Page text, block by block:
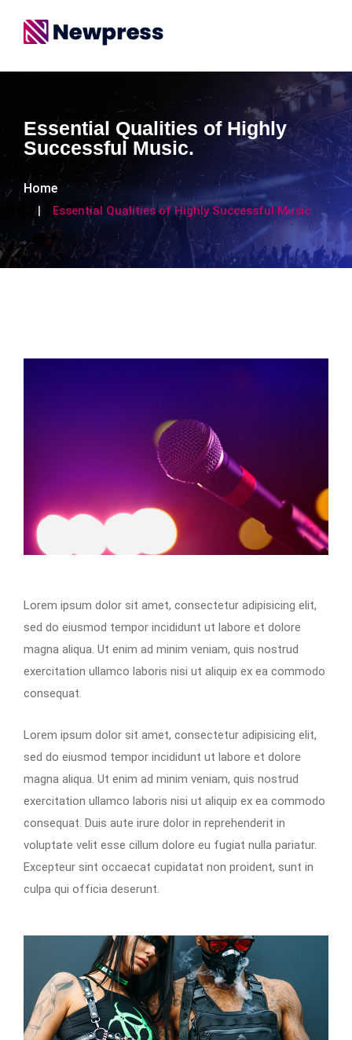
Essential Qualities of Highly
Successful Music.
Home
Essential Qualities of Highly Successful Music.
Lorem ipsum dolor sit amet, consectetur adipisicing elit,
sed do eiusmod tempor incididunt ut labore et dolore
magna aliqua. Ut enim ad minim veniam, quis nostrud
exercitation ullamco laboris nisi ut aliquip ex ea commodo
consequat.
Lorem ipsum dolor sit amet, consectetur adipisicing elit,
sed do eiusmod tempor incididunt ut labore et dolore
magna aliqua. Ut enim ad minim veniam, quis nostrud
exercitation ullamco laboris nisi ut aliquip ex ea commodo
consequat. Duis aute irure dolor in reprehenderit in
voluptate velit esse cillum dolore eu fugiat nulla pariatur.
Excepteur sint occaecat cupidatat non proident, sunt in
culpa qui officia deserunt.